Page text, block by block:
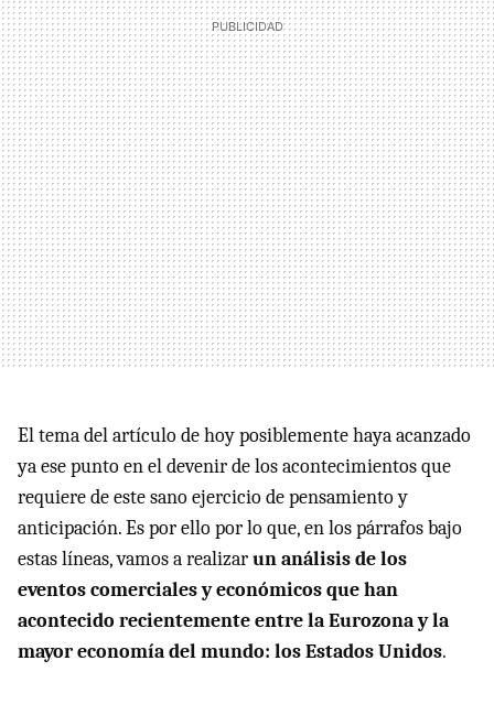
El tema del artículo de hoy posiblemente haya acanzado
ya ese punto en el devenir de los acontecimientos que
requiere de este sano ejercicio de pensamiento y
anticipación. Es por ello por lo que, en los párrafos bajo
estas líneas, vamos a realizarun análisis de los
eventos comerciales y económicos que han
acontecido recientemente entre la Eurozona y la
mayor economía del mundo: los Estados Unidos.